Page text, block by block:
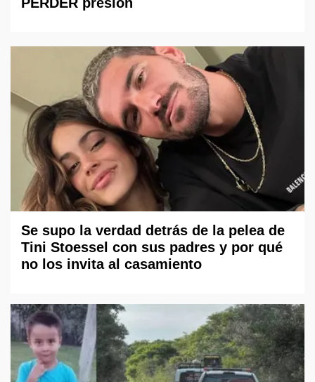
Se supo la verdad detrás de la pelea de
Tini Stoessel con sus padres y por qué
no los invita al casamiento